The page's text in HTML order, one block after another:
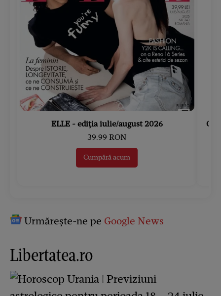
ELLE - ediția iulie/august 2026
39.99 RON
Cumpără acum
Urmărește-ne pe Google News
Libertatea.ro